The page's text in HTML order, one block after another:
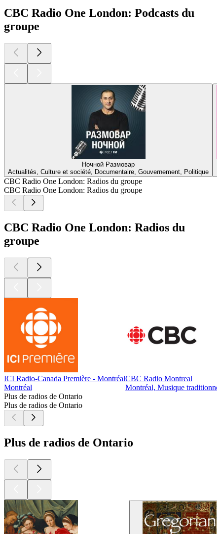
CBC Radio One London: Podcasts du
groupe
Ночной Размовар
Actualités, Culture et société, Documentaire, Gouvernement, Politique
CBC Radio One London: Radios du groupe
CBC Radio One London: Radios du groupe
CBC Radio One London: Radios du
groupe
ICI Radio-Canada Première - Montréal
Montréal
CBC Radio Montreal
Montréal, Musique
Plus de radios de Ontario
Plus de radios de Ontario
Plus de radios de Ontario